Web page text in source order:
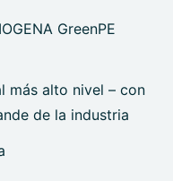
GreenPE
más alto nivel – con
de la industria